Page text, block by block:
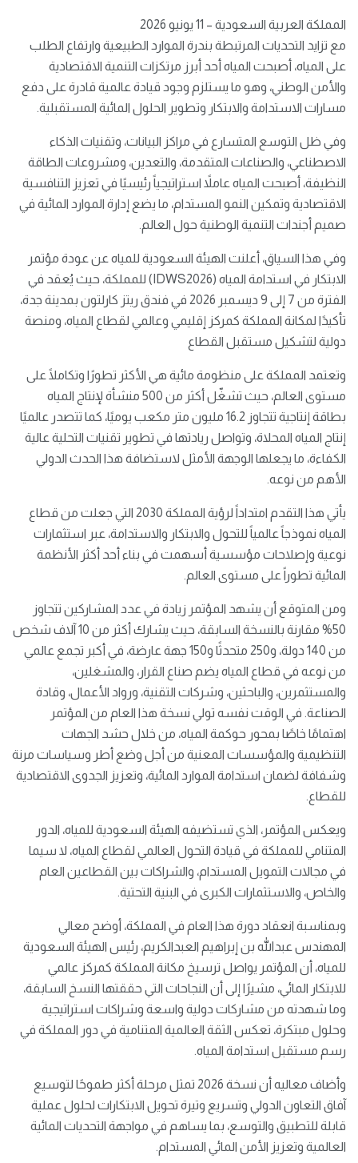
المملكة العربية السعودية – 11 يونيو 2026
مع تزايد التحديات المرتبطة بندرة الموارد الطبيعية وارتفاع الطلب
على المياه، أصبحت المياه أحد أبرز مرتكزات التنمية الاقتصادية
والأمن الوطني، وهو ما يستلزم وجود قيادة عالمية قادرة على دفع
مسارات الاستدامة والابتكار وتطوير الحلول المائية المستقبلية.
وفي ظل التوسع المتسارع في مراكز البيانات، وتقنيات الذكاء
الاصطناعي، والصناعات المتقدمة، والتعدين، ومشروعات الطاقة
النظيفة، أصبحت المياه عاملاً استراتيجياً رئيسيًا في تعزيز التنافسية
الاقتصادية وتمكين النمو المستدام، ما يضع إدارة الموارد المائية في
صميم أجندات التنمية الوطنية حول العالم.
وفي هذا السياق، أعلنت الهيئة السعودية للمياه عن عودة مؤتمر
الابتكار في استدامة المياه (IDWS2026) للمملكة، حيث يُعقد في
الفترة من 7 إلى 9 ديسمبر 2026 في فندق ريتز كارلتون بمدينة جدة،
تأكيدًا لمكانة المملكة كمركز إقليمي وعالمي لقطاع المياه، ومنصة
دولية لتشكيل مستقبل القطاع
وتعتمد المملكة على منظومة مائية هي الأكثر تطورًا وتكاملًا على
مستوى العالم، حيث تشغّل أكثر من 500 منشأة لإنتاج المياه
بطاقة إنتاجية تتجاوز 16.2 مليون متر مكعب يوميًا، كما تتصدر عالميًا
إنتاج المياه المحلاة، وتواصل ريادتها في تطوير تقنيات التحلية عالية
الكفاءة، ما يجعلها الوجهة الأمثل لاستضافة هذا الحدث الدولي
الأهم من نوعه.
يأتي هذا التقدم امتداداً لرؤية المملكة 2030 التي جعلت من قطاع
المياه نموذجاً عالمياً للتحول والابتكار والاستدامة، عبر استثمارات
نوعية وإصلاحات مؤسسية أسهمت في بناء أحد أكثر الأنظمة
المائية تطوراً على مستوى العالم.
ومن المتوقع أن يشهد المؤتمر زيادة في عدد المشاركين تتجاوز
50% مقارنة بالنسخة السابقة، حيث يشارك أكثر من 10 آلاف شخص
من 140 دولة، و250 متحدثًا و150 جهة عارضة، في أكبر تجمع عالمي
من نوعه في قطاع المياه يضم صناع القرار، والمشغلين،
والمستثمرين، والباحثين، وشركات التقنية، ورواد الأعمال، وقادة
الصناعة. في الوقت نفسه تولي نسخة هذا العام من المؤتمر
اهتمامًا خاصًا بمحور حوكمة المياه، من خلال حشد الجهات
التنظيمية والمؤسسات المعنية من أجل وضع أطر وسياسات مرنة
وشفافة لضمان استدامة الموارد المائية، وتعزيز الجدوى الاقتصادية
للقطاع.
ويعكس المؤتمر، الذي تستضيفه الهيئة السعودية للمياه، الدور
المتنامي للمملكة في قيادة التحول العالمي لقطاع المياه، لا سيما
في مجالات التمويل المستدام، والشراكات بين القطاعين العام
والخاص، والاستثمارات الكبرى في البنية التحتية.
وبمناسبة انعقاد دورة هذا العام في المملكة، أوضح معالي
المهندس عبدالله بن إبراهيم العبدالكريم، رئيس الهيئة السعودية
للمياه، أن المؤتمر يواصل ترسيخ مكانة المملكة كمركز عالمي
للابتكار المائي، مشيرًا إلى أن النجاحات التي حققتها النسخ السابقة،
وما شهدته من مشاركات دولية واسعة وشراكات استراتيجية
وحلول مبتكرة، تعكس الثقة العالمية المتنامية في دور المملكة في
رسم مستقبل استدامة المياه.
وأضاف معاليه أن نسخة 2026 تمثل مرحلة أكثر طموحًا لتوسيع
آفاق التعاون الدولي وتسريع وتيرة تحويل الابتكارات لحلول عملية
قابلة للتطبيق والتوسع، بما يساهم في مواجهة التحديات المائية
العالمية وتعزيز الأمن المائي المستدام.